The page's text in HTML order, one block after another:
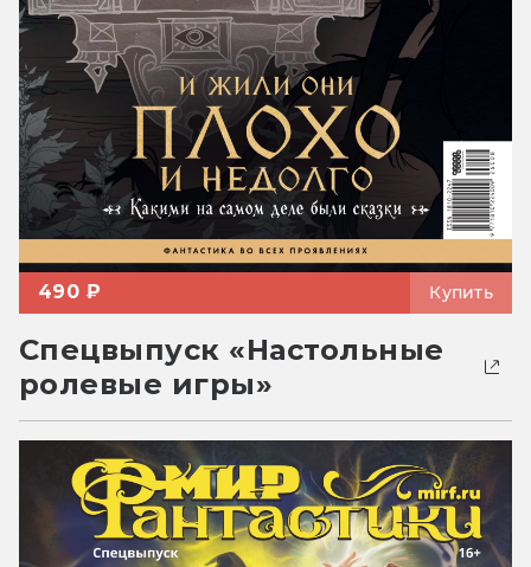
490 ₽ Купить
Спецвыпуск «Настольные
ролевые игры»